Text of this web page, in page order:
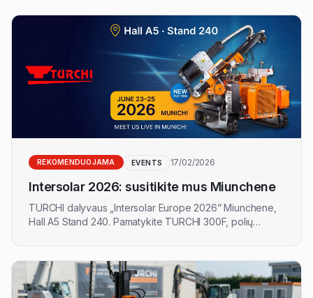
REKOMENDUOJAMA EVENTS 17/02/2026
Intersolar 2026: susitikite mus Miunchene
TURCHI dalyvaus „Intersolar Europe 2026“ Miunchene,
Hall A5 Stand 240. Pamatykite TURCHI 300F, polių
parkams. Rezervuokite susitikimą.